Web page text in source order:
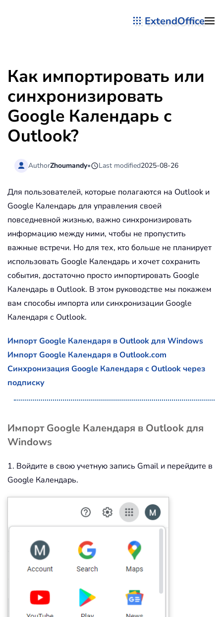
ExtendOffice
Как импортировать или
синхронизировать
Google Календарь с
Outlook?
AuthorZhoumandy• Last modified2025-08-26
Для пользователей, которые полагаются на Outlook и
Google Календарь для управления своей
повседневной жизнью, важно синхронизировать
информацию между ними, чтобы не пропустить
важные встречи. Но для тех, кто больше не планирует
использовать Google Календарь и хочет сохранить
события, достаточно просто импортировать Google
Календарь в Outlook. В этом руководстве мы покажем
вам способы импорта или синхронизации Google
Календаря с Outlook.
Импорт Google Календаря в Outlook для Windows
Импорт Google Календаря в Outlook.com
Синхронизация Google Календаря с Outlook через
подписку
Импорт Google Календаря в Outlook для
Windows
1. Войдите в свою учетную запись Gmail и перейдите в
Google Календарь.